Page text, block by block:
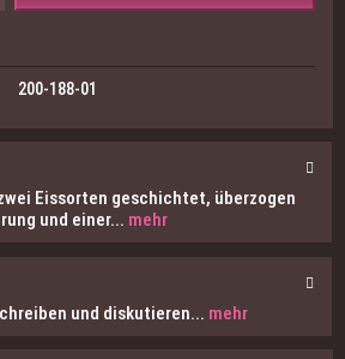
200-188-01
Eissorten geschichtet, überzogen
und einer... mehr
und diskutieren... mehr